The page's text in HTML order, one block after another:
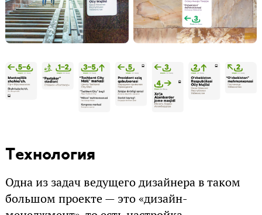
Технология
Одна из задач ведущего дизайнера в таком
большом проекте — это «дизайн-